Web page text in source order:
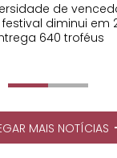
de
diminui em
640 troféus
MAIS NOTÍCIAS